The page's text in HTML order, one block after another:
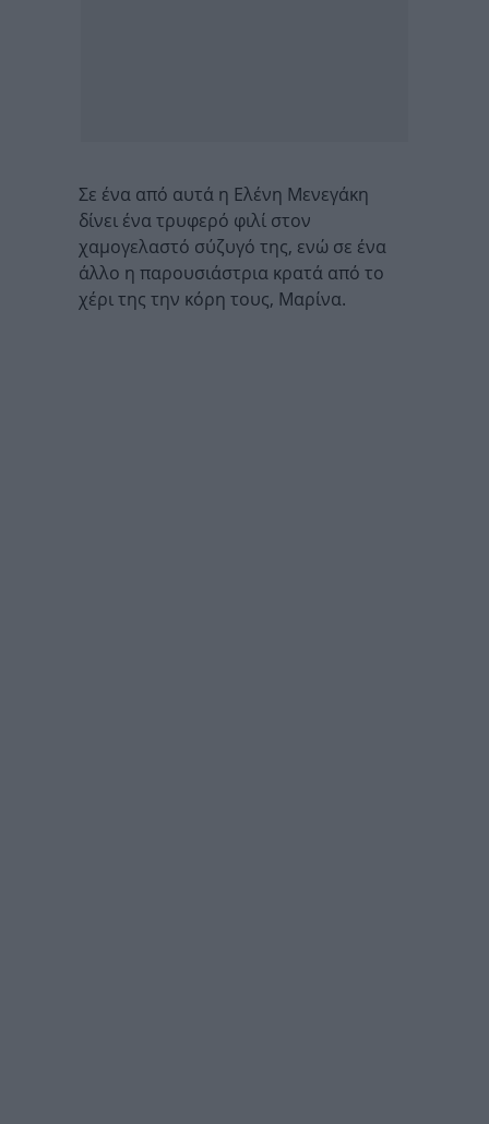
Σε ένα από αυτά η Ελένη Μενεγάκη
δίνει ένα τρυφερό φιλί στον
χαμογελαστό σύζυγό της, ενώ σε ένα
άλλο η παρουσιάστρια κρατά από το
χέρι της την κόρη τους, Μαρίνα.